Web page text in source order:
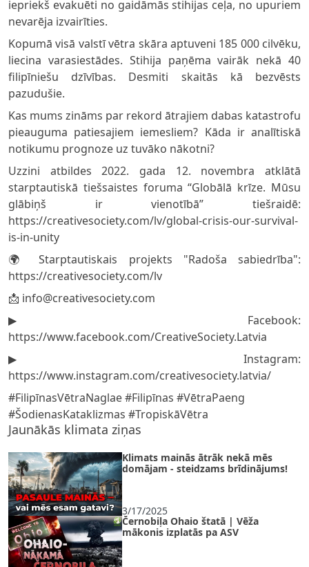
iepriekš evakuēti no gaidāmās stihijas ceļa, no upuriem
nevarēja izvairīties.
Kopumā visā valstī vētra skāra aptuveni 185 000 cilvēku,
liecina varasiestādes. Stihija paņēma vairāk nekā 40
filipīniešu dzīvības. Desmiti skaitās kā bezvēsts
pazudušie.
Kas mums zināms par rekord ātrajiem dabas katastrofu
pieauguma patiesajiem iemesliem? Kāda ir analītiskā
notikumu prognoze uz tuvāko nākotni?
Uzzini atbildes 2022. gada 12. novembra atklātā
starptautiskā tiešsaistes foruma “Globālā krīze. Mūsu
glābiņš ir vienotībā” tiešraidē:
https://creativesociety.com/lv/global-crisis-our-survival-
is-in-unity
🌍 Starptautiskais projekts "Radoša sabiedrība":
https://creativesociety.com/lv
📩 info@creativesociety.com
▶️ Facebook:
https://www.facebook.com/CreativeSociety.Latvia
▶️ Instagram:
https://www.instagram.com/creativesociety.latvia/
#FilipīnasVētraNaglae #Filipīnas #VētraPaeng
#ŠodienasKataklizmas #TropiskāVētra
Jaunākās klimata ziņas
Klimats mainās ātrāk nekā mēs
domājam - steidzams brīdinājums!
3/17/2025
Černobiļa Ohaio štatā | Vēža
mākonis izplatās pa ASV